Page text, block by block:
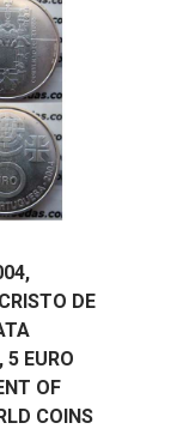
DE
5 EURO
OF
COINS